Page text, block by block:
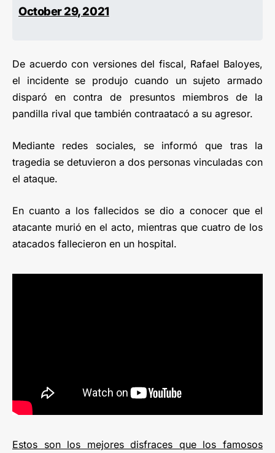
October 29, 2021
De acuerdo con versiones del fiscal, Rafael Baloyes,
el incidente se produjo cuando un sujeto armado
disparó en contra de presuntos miembros de la
pandilla rival que también contraatacó a su agresor.
Mediante redes sociales, se informó que tras la
tragedia se detuvieron a dos personas vinculadas con
el ataque.
En cuanto a los fallecidos se dio a conocer que el
atacante murió en el acto, mientras que cuatro de los
atacados fallecieron en un hospital.
Estos son los mejores disfraces que los famosos